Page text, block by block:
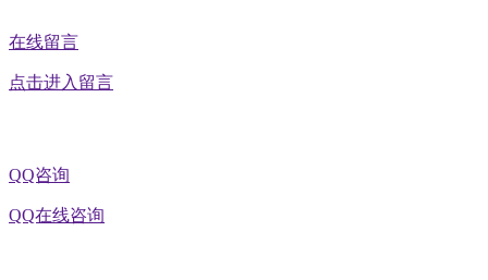
在线留言
点击进入留言
QQ咨询
QQ在线咨询